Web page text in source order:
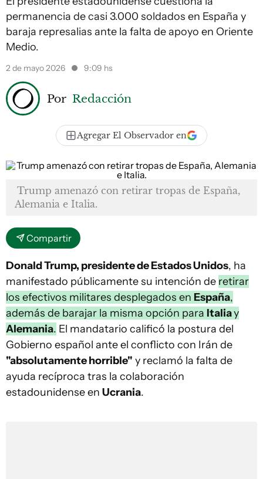
permanencia de casi 3.000 soldados en España y
baraja represalias ante la falta de apoyo en Oriente
Medio.
2 de mayo 2026 9:09 hs
Por Redacción
Agregar El Observador en
Trump amenazó con retirar tropas de España,
Alemania e Italia.
Compartir
Donald Trump, presidente de Estados Unidos, ha
manifestado públicamente su intención de retirar
los efectivos militares desplegados en España,
además de barajar la misma opción para Italiay
Alemania. El mandatario calificó la postura del
Gobierno español ante el conflicto con Irán de
"absolutamente horrible" y reclamó la falta de
ayuda recíproca tras la colaboración
estadounidense en Ucrania.